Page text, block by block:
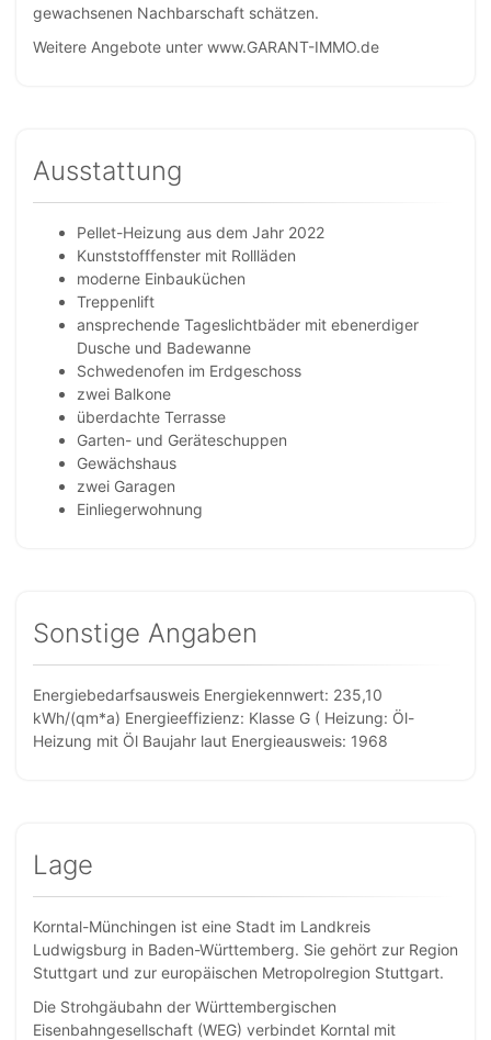
gewachsenen Nachbarschaft schätzen.
Weitere Angebote unter www.GARANT-IMMO.de
Ausstattung
Pellet-Heizung aus dem Jahr 2022
Kunststofffenster mit Rollläden
moderne Einbauküchen
Treppenlift
ansprechende Tageslichtbäder mit ebenerdiger
Dusche und Badewanne
Schwedenofen im Erdgeschoss
zwei Balkone
überdachte Terrasse
Garten- und Geräteschuppen
Gewächshaus
zwei Garagen
Einliegerwohnung
Sonstige Angaben
Energiebedarfsausweis Energiekennwert: 235,10
kWh/(qm*a) Energieeffizienz: Klasse G ( Heizung: Öl-
Heizung mit Öl Baujahr laut Energieausweis: 1968
Lage
Korntal-Münchingen ist eine Stadt im Landkreis
Ludwigsburg in Baden-Württemberg. Sie gehört zur Region
Stuttgart und zur europäischen Metropolregion Stuttgart.
Die Strohgäubahn der Württembergischen
Eisenbahngesellschaft (WEG) verbindet Korntal mit